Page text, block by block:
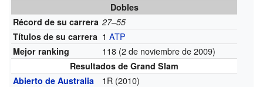
Dobles
Récord de su carrera 27–55
Títulos de su carrera 1ATP
Mejor ranking 118 (2 de noviembre de 2009)
Resultados de Grand Slam
Abierto de Australia
1R (2010)